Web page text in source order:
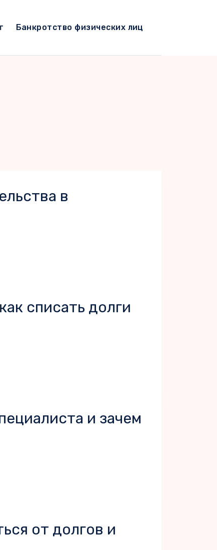
Банкротство физических лиц
в
списать долги
и зачем
от долгов и